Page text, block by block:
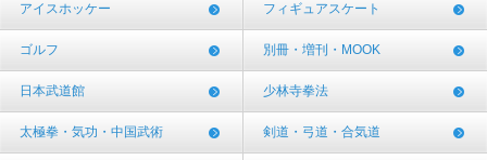
アイスホッケー フィギュアスケート
ゴルフ 別冊・増刊・MOOK
日本武道館 少林寺拳法
太極拳・気功・中国武術 剣道・弓道・合気道